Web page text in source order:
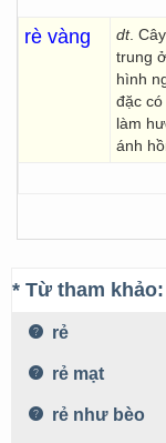
rè vàng dt.
trung
hình
đặc
làm
ánh
* Từ tham khảo:
rẻ
rẻ mạt
rẻ như bèo